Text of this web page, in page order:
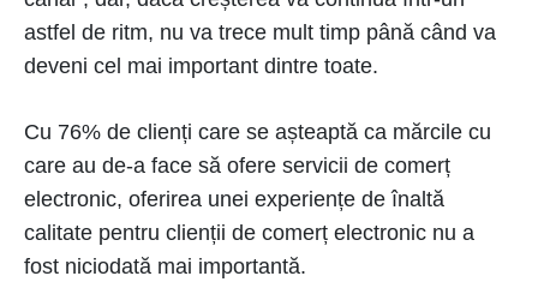
astfel de ritm, nu va trece mult timp până când va
deveni cel mai important dintre toate.
Cu 76% de clienți care se așteaptă ca mărcile cu
care au de-a face să ofere servicii de comerț
electronic, oferirea unei experiențe de înaltă
calitate pentru clienții de comerț electronic nu a
fost niciodată mai importantă.